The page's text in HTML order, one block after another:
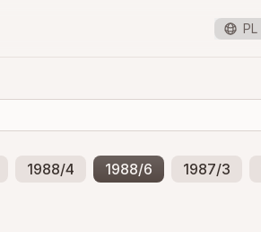
PL
1988/4 1988/6 1987/3